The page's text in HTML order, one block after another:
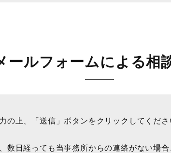
ールフォームによる相
の上、「送信」ボタンをクリックしてくださ
数日経っても当事務所からの連絡がない場